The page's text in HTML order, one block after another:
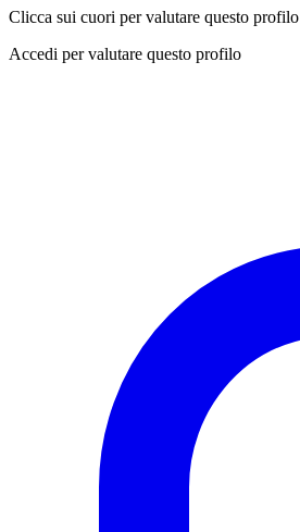
Clicca sui cuori per valutare questo profilo
Accedi per valutare questo profilo